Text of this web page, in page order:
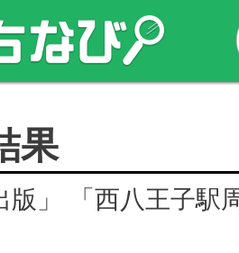
果
版」 「西八王子駅